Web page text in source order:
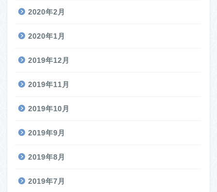
2020年2月
2020年1月
2019年12月
2019年11月
2019年10月
2019年9月
2019年8月
2019年7月